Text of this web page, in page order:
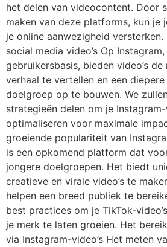
het delen van videocontent. Door
maken van deze platforms, kun je
je online aanwezigheid
social media video’s Op
gebruikersbasis, bieden video’s
verhaal te vertellen en een
doelgroep op te bouwen. We
strategieën delen om je Instagram-
optimaliseren voor maximale
groeiende populariteit van
is een opkomend platform dat
jongere doelgroepen. Het biedt
creatieve en virale video’s te
helpen een breed publiek te
best practices om je TikTok-
je merk te laten groeien. Het
via Instagram-video’s Het meten